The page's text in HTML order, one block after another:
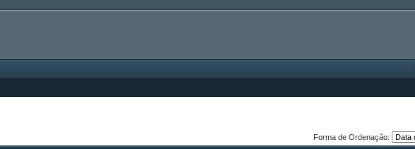
Forma de Ordenação: